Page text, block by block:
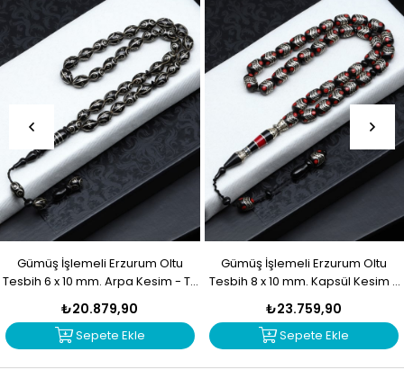
Gümüş İşlemeli Erzurum Oltu
Tesbih 6 x 10 mm. Arpa Kesim - T-
1916
₺20.879,90
Sepete Ekle
Gümüş İşlemeli Erzurum Oltu
Tesbih 8 x 10 mm. Kapsül Kesim -
T-1915
₺23.759,90
Sepete Ekle